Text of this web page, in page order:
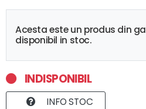
Acesta este un produs din
disponibil in stoc.
INDISPONIBIL
INFO STOC